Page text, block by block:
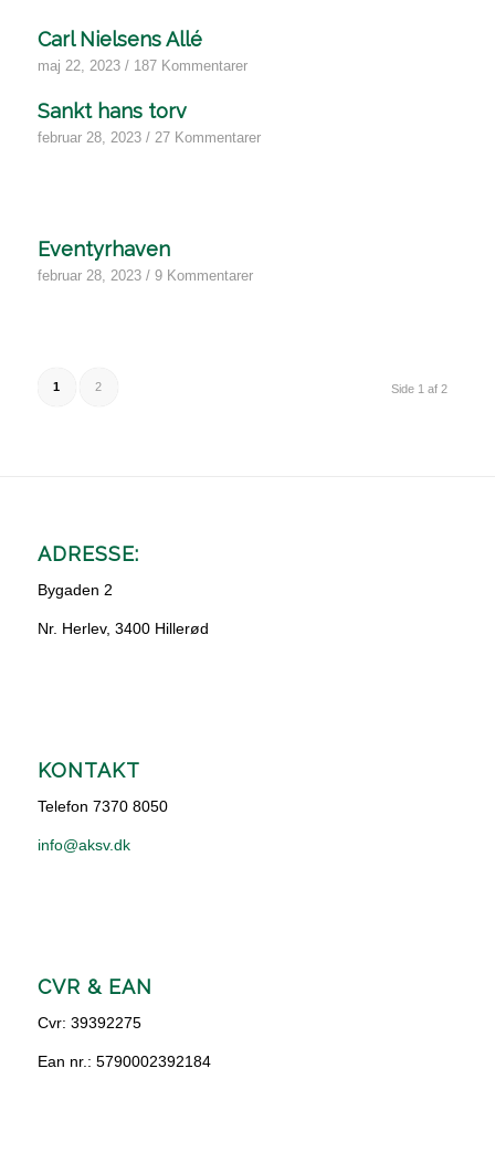
Carl Nielsens Allé
maj 22, 2023 / 187 Kommentarer
Sankt hans torv
februar 28, 2023 / 27 Kommentarer
Eventyrhaven
februar 28, 2023 / 9 Kommentarer
Side 1 af 2
1 2
ADRESSE:
Bygaden 2
Nr. Herlev, 3400 Hillerød
KONTAKT
Telefon 7370 8050
info@aksv.dk
CVR & EAN
Cvr: 39392275
Ean nr.: 5790002392184